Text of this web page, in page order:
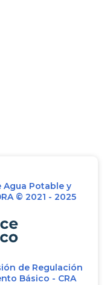
de Regulación
Básico - CRA
Agua Potable y
© 2021 - 2025